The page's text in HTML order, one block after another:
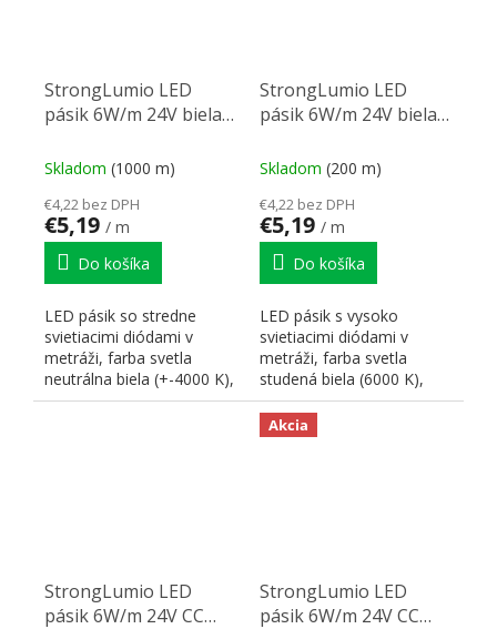
StrongLumio LED
pásik 6W/m 24V biela
Skladom (1000 m)
€4,22 bez DPH
€5,19 / m
Do košíka
LED pásik so stredne
svietiacimi diódami v
metráži, farba svetla
neutrálna biela (+-4000 K),
index podania farieb...
StrongLumio LED
pásik 6W/m 24V biela
Skladom (200 m)
€4,22 bez DPH
€5,19 / m
Do košíka
LED pásik s vysoko
svietiacimi diódami v
metráži, farba svetla
studená biela (6000 K),
index podania farieb
Ra>80,...
StrongLumio LED
pásik 6W/m 24V CC
Akcia
StrongLumio LED
pásik 6W/m 24V CC